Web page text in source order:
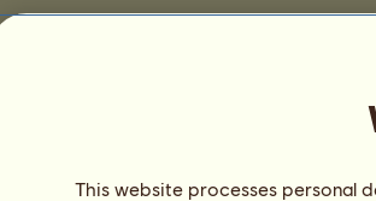
This website processes personal